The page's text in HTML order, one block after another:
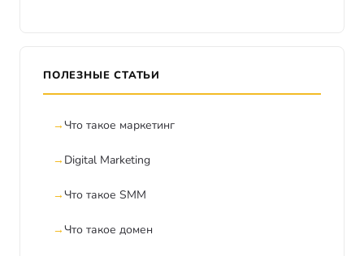
ПОЛЕЗНЫЕ СТАТЬИ
Что такое маркетинг
Digital Marketing
Что такое SMM
Что такое домен